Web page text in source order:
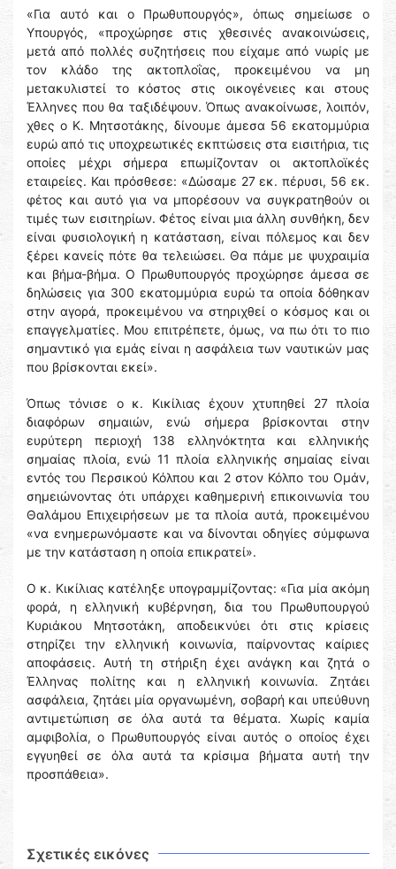
«Για αυτό και ο Πρωθυπουργός», όπως σημείωσε ο
Υπουργός, «προχώρησε στις χθεσινές ανακοινώσεις,
μετά από πολλές συζητήσεις που είχαμε από νωρίς με
τον κλάδο της ακτοπλοΐας, προκειμένου να μη
μετακυλιστεί το κόστος στις οικογένειες και στους
Έλληνες που θα ταξιδέψουν. Όπως ανακοίνωσε, λοιπόν,
χθες ο Κ. Μητσοτάκης, δίνουμε άμεσα 56 εκατομμύρια
ευρώ από τις υποχρεωτικές εκπτώσεις στα εισιτήρια, τις
οποίες μέχρι σήμερα επωμίζονταν οι ακτοπλοϊκές
εταιρείες. Και πρόσθεσε: «Δώσαμε 27 εκ. πέρυσι, 56 εκ.
φέτος και αυτό για να μπορέσουν να συγκρατηθούν οι
τιμές των εισιτηρίων. Φέτος είναι μια άλλη συνθήκη, δεν
είναι φυσιολογική η κατάσταση, είναι πόλεμος και δεν
ξέρει κανείς πότε θα τελειώσει. Θα πάμε με ψυχραιμία
και βήμα-βήμα. Ο Πρωθυπουργός προχώρησε άμεσα σε
δηλώσεις για 300 εκατομμύρια ευρώ τα οποία δόθηκαν
στην αγορά, προκειμένου να στηριχθεί ο κόσμος και οι
επαγγελματίες. Μου επιτρέπετε, όμως, να πω ότι το πιο
σημαντικό για εμάς είναι η ασφάλεια των ναυτικών μας
που βρίσκονται εκεί».
Όπως τόνισε ο κ. Κικίλιας έχουν χτυπηθεί 27 πλοία
διαφόρων σημαιών, ενώ σήμερα βρίσκονται στην
ευρύτερη περιοχή 138 ελληνόκτητα και ελληνικής
σημαίας πλοία, ενώ 11 πλοία ελληνικής σημαίας είναι
εντός του Περσικού Κόλπου και 2 στον Κόλπο του Ομάν,
σημειώνοντας ότι υπάρχει καθημερινή επικοινωνία του
Θαλάμου Επιχειρήσεων με τα πλοία αυτά, προκειμένου
«να ενημερωνόμαστε και να δίνονται οδηγίες σύμφωνα
με την κατάσταση η οποία επικρατεί».
Ο κ. Κικίλιας κατέληξε υπογραμμίζοντας: «Για μία ακόμη
φορά, η ελληνική κυβέρνηση, δια του Πρωθυπουργού
Κυριάκου Μητσοτάκη, αποδεικνύει ότι στις κρίσεις
στηρίζει την ελληνική κοινωνία, παίρνοντας καίριες
αποφάσεις. Αυτή τη στήριξη έχει ανάγκη και ζητά ο
Έλληνας πολίτης και η ελληνική κοινωνία. Ζητάει
ασφάλεια, ζητάει μία οργανωμένη, σοβαρή και υπεύθυνη
αντιμετώπιση σε όλα αυτά τα θέματα. Χωρίς καμία
αμφιβολία, ο Πρωθυπουργός είναι αυτός ο οποίος έχει
εγγυηθεί σε όλα αυτά τα κρίσιμα βήματα αυτή την
προσπάθεια».
Σχετικές εικόνες